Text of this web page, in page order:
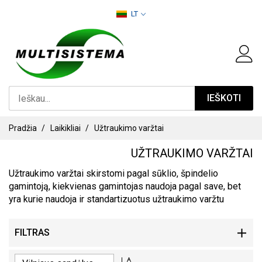
LT
IEŠKOTI
Pradžia Laikikliai Užtraukimo varžtai
UŽTRAUKIMO VARŽTAI
Užtraukimo varžtai skirstomi pagal sūklio, špindelio
gamintoją, kiekvienas gamintojas naudoja pagal save, bet
yra kurie naudoja ir standartizuotus užtraukimo varžtu
FILTRAS
PASIRINKITE